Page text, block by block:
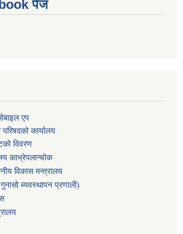
पेज
एप
कार्यालय
विवरण
काभ्रेपलान्चोक
विकास मन्त्रालय
ब्यवस्थापन प्रणाली)